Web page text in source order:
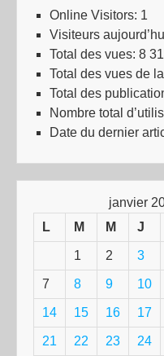
Online Visitors: 1
Visiteurs
Total des vues: 8
Total des vues de
Total des
Nombre total
Date du dernier
janvier
L
M M J
1 2 3
7 8 9 10
14 15 16 17
21 22 23 24